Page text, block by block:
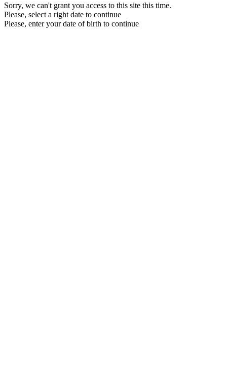
Sorry, we can't grant you access to this site this time.
Please, select a right date to continue
Please, enter your date of birth to continue